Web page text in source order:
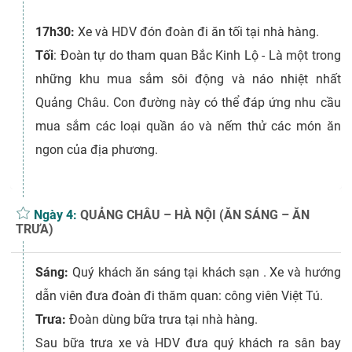
17h30: Xe và HDV đón đoàn đi ăn tối tại nhà hàng.
Tối: Đoàn tự do tham quan Bắc Kinh Lộ - Là một trong
những khu mua sắm sôi động và náo nhiệt nhất
Quảng Châu. Con đường này có thể đáp ứng nhu cầu
mua sắm các loại quần áo và nếm thử các món ăn
ngon của địa phương.
Ngày 4:QUẢNG CHÂU – HÀ NỘI (ĂN SÁNG – ĂN
TRƯA)
Sáng: Quý khách ăn sáng tại khách sạn . Xe và hướng
dẫn viên đưa đoàn đi thăm quan: công viên Việt Tú.
Trưa:Đoàn dùng bữa trưa tại nhà hàng.
Sau bữa trưa xe và HDV đưa quý khách ra sân bay